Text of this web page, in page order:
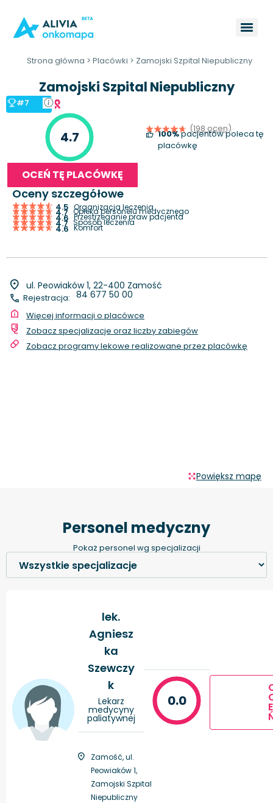
Strona główna > Placówki > Zamojski Szpital Niepubliczny
Zamojski Szpital Niepubliczny
#7
4.7 (198 ocen)
100%pacjentów poleca tę
placówkę
OCEŃ TĘ PLACÓWKĘ
Oceny szczegółowe
4.5 Organizacja leczenia
4.7 Opieka personelu medycznego
4.6 Przestrzeganie praw pacjenta
4.7 Sposób leczenia
4.6 Komfort
ul. Peowiaków 1, 22-400 Zamość
Rejestracja: 84 677 50 00
Więcej informacji o placówce
Zobacz specjalizacje oraz liczby zabiegów
Zobacz programy lekowe realizowane przez placówkę
Powiększ mapę
Personel medyczny
Pokaż personel wg specjalizacji
lek.
Agniesz
ka
Szewczy
k
Lekarz
medycyny
paliatywnej
Zamość, ul.
Peowiaków 1,
Zamojski Szpital
Niepubliczny
0.0 E